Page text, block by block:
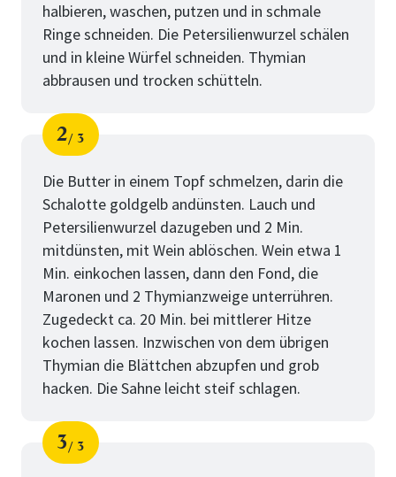
halbieren, waschen, putzen und in schmale
Ringe schneiden. Die Petersilienwurzel schälen
und in kleine Würfel schneiden. Thymian
abbrausen und trocken schütteln.
Schritt
2
von
3
Die Butter in einem Topf schmelzen, darin die
Schalotte goldgelb andünsten. Lauch und
Petersilienwurzel dazugeben und 2 Min.
mitdünsten, mit Wein ablöschen. Wein etwa 1
Min. einkochen lassen, dann den Fond, die
Maronen und 2 Thymianzweige unterrühren.
Zugedeckt ca. 20 Min. bei mittlerer Hitze
kochen lassen. Inzwischen von dem übrigen
Thymian die Blättchen abzupfen und grob
hacken. Die Sahne leicht steif schlagen.
Schritt
3
von
3